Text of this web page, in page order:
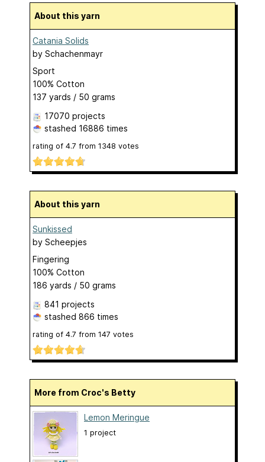
About this yarn
Catania Solids
by Schachenmayr
Sport
100% Cotton
137 yards / 50 grams
17070 projects
stashed 16886 times
rating of 4.7 from 1348 votes
About this yarn
Sunkissed
by Scheepjes
Fingering
100% Cotton
186 yards / 50 grams
841 projects
stashed 866 times
rating of 4.7 from 147 votes
More from Croc's Betty
Lemon Meringue
1 project